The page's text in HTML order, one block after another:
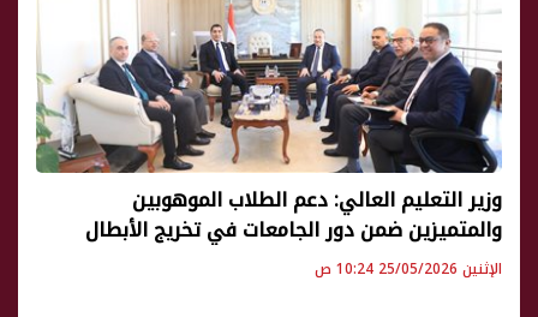
وزير التعليم العالي: دعم الطلاب الموهوبين
والمتميزين ضمن دور الجامعات في تخريج الأبطال
الإثنين 25/05/2026 10:24 ص